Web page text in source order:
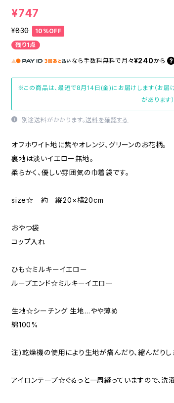
¥747
¥830
10%OFF
残り1点
なら 手数料無料で 月々¥240 から
※この商品は、最短で8月14日(金)にお届けします（お届
があります）
別途送料がかかります。送料を確認する
オフホワイト地に紫やオレンジ、グリーンのお花柄。
裏地は淡いイエロー無地。
柔らかく、優しい雰囲気の巾着袋です。
size☆ 約 縦20×横20cm
おやつ袋
コップ入れ
ひも☆ミルキーイエロー
ループエンド☆ミルキーイエロー
生地☆シーチング 生地…やや薄め
綿100%
注)乾燥機の使用により生地が痛んだり、縮んだりし
アイロンテープ☆ぐるっと一周縫っていますので、洗